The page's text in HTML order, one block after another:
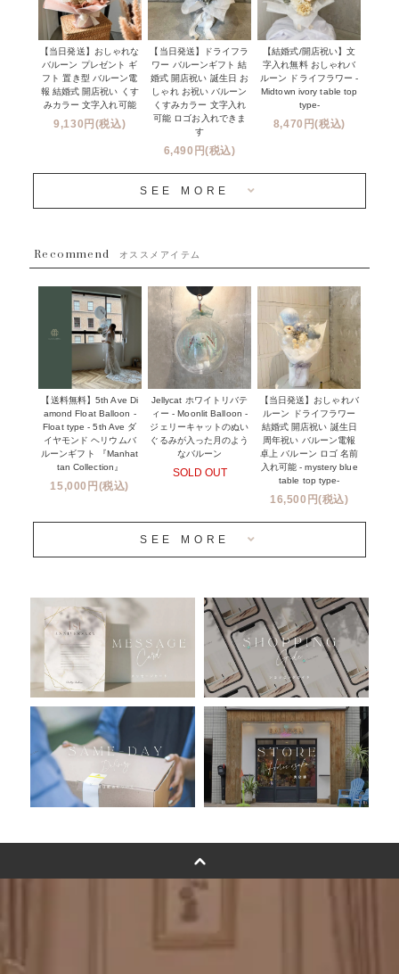
デコレーションセット
プロップスバルーン
オプション
成人式・卒業式・入学式バルーンブーケ
その他お祝い
クリスマス
新商品
~３０００円
~５５００円
１１０００円以上
NEW YORK MIND - ニューヨークスタイルバルーン
※コンフェッティバルーン -プリント内容-
オーダーメイドについて
セミオーダーについて
フリンジバルーンについて
コンフェッティバルーンについて
ハワイウェディングサービス
企業・法人様
ウェディングコンフェッティバルーン特集
実店舗について -大阪 堀江店・名古屋 星ヶ丘店・滋賀 配送
センター店・沖縄 嘉手納基地店-
プリントサービス
前撮り写真バルーン特集
姉妹店＆関連ショップについて
安心のチャビーバルーン
おすすめ商品
バルーン自動販売機
浮くバルーンオーダーメイド - coming soonn -
卓上バルーンオーダーメイド
ムーンリットバルーンについて
その他オーダーメイド
バルーンフラワーブーケについて
プリントフォント詳細＆使用例
【当日発送】おしゃれな
バルーン プレゼント ギ
フト 置き型 バルーン電
報 結婚式 開店祝い くす
みカラー 文字入れ可能
9,130円(税込)
【当日発送】ドライフラ
ワー バルーンギフト 結
婚式 開店祝い 誕生日 お
しゃれ お祝い バルーン
くすみカラー 文字入れ
可能 ロゴお入れできま
す
6,490円(税込)
【結婚式/開店祝い】文
字入れ無料 おしゃれバ
ルーン ドライフラワー -
Midtown ivory table top
type-
8,470円(税込)
SEE MORE
Recommend オススメアイテム
【送料無料】5th Ave Di
amond Float Balloon -
Float type - 5th Ave ダ
イヤモンド ヘリウムバ
ルーンギフト 『Manhat
tan Collection』
15,000円(税込)
Jellycat ホワイトリバテ
ィー - Moonlit Balloon -
ジェリーキャットのぬい
ぐるみが入った月のよう
なバルーン
SOLD OUT
【当日発送】おしゃれバ
ルーン ドライフラワー
結婚式 開店祝い 誕生日
周年祝い バルーン電報
卓上 バルーン ロゴ 名前
入れ可能 - mystery blue
table top type-
16,500円(税込)
SEE MORE